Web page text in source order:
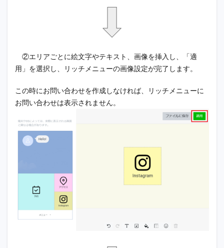
②エリアごとに絵文字やテキスト、画像を挿入し、「適
用」を選択し、リッチメニューの画像設定が完了します。
この時にお問い合わせを作成しなければ、リッチメニューに
お問い合わせは表示されません。